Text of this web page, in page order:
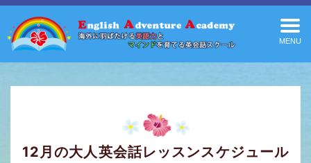
MENU
12月の大人英会話レッスンスケジュール